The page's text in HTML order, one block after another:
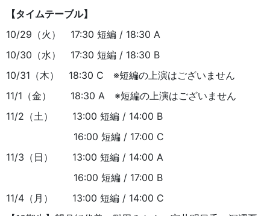
【タイムテーブル】
10/29（火） 17:30 短編 / 18:30 A
10/30（水） 17:30 短編 / 18:30 B
10/31（木） 18:30 C ※短編の上演はございません
11/1（金） 18:30 A ※短編の上演はございません
11/2（土） 13:00 短編 / 14:00 B
16:00 短編 / 17:00 C
11/3（日） 13:00 短編 / 14:00 A
16:00 短編 / 17:00 B
11/4（月） 13:00 短編 / 14:00 C